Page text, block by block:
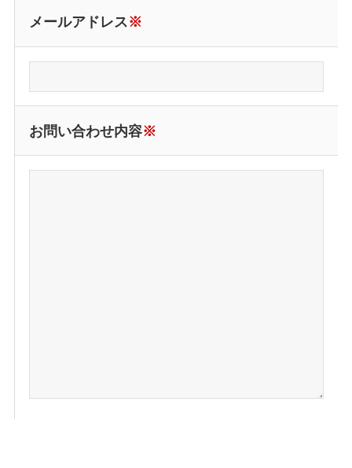
メールアドレス※
お問い合わせ内容※